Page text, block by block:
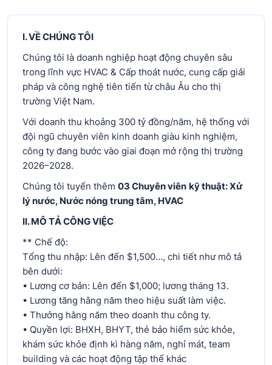
I. VỀ CHÚNG TÔI
Chúng tôi là doanh nghiệp hoạt động chuyên sâu
trong lĩnh vực HVAC & Cấp thoát nước, cung cấp giải
pháp và công nghệ tiên tiến từ châu Âu cho thị
trường Việt Nam.
Với doanh thu khoảng 300 tỷ đồng/năm, hệ thống với
đội ngũ chuyên viên kinh doanh giàu kinh nghiệm,
công ty đang bước vào giai đoạn mở rộng thị trường
2026–2028.
Chúng tôi tuyển thêm 03 Chuyên viên kỹ thuật: Xử
lý nước, Nước nóng trung tâm, HVAC
II. MÔ TẢ CÔNG VIỆC
** Chế độ:
Tổng thu nhập: Lên đến $1,500…, chi tiết như mô tả
bên dưới:
• Lương cơ bản: Lên đến $1,000; lương tháng 13.
• Lương tăng hằng năm theo hiệu suất làm việc.
• Thưởng hằng năm theo doanh thu công ty.
• Quyền lợi: BHXH, BHYT, thẻ bảo hiểm sức khỏe,
khám sức khỏe định kì hàng năm, nghỉ mát, team
building và các hoạt động tập thể khác